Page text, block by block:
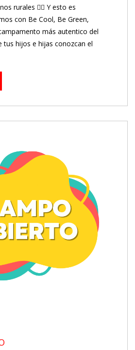
rurales 🚴‍♀️ Y esto es
con Be Cool, Be Green,
más autentico del
tus hijos e hijas conozcan el